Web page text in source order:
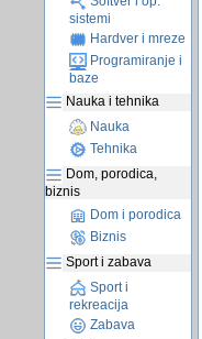
sistemi
Hardver i mreze
Programiranje i
baze
Nauka i tehnika
Nauka
Tehnika
Dom, porodica,
biznis
Dom i porodica
Biznis
Sport i zabava
Sport i
rekreacija
Zabava